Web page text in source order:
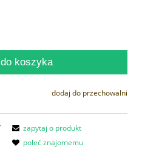
do koszyka
dodaj do przechowalni
zapytaj o produkt
poleć znajomemu